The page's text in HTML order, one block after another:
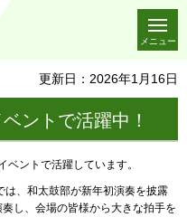
メニュー
更新日：2026年1月16日
ントで活躍中！
ントで活躍しています。
、和太鼓部が新年初演奏を披露
し、会場の皆様から大きな拍手を